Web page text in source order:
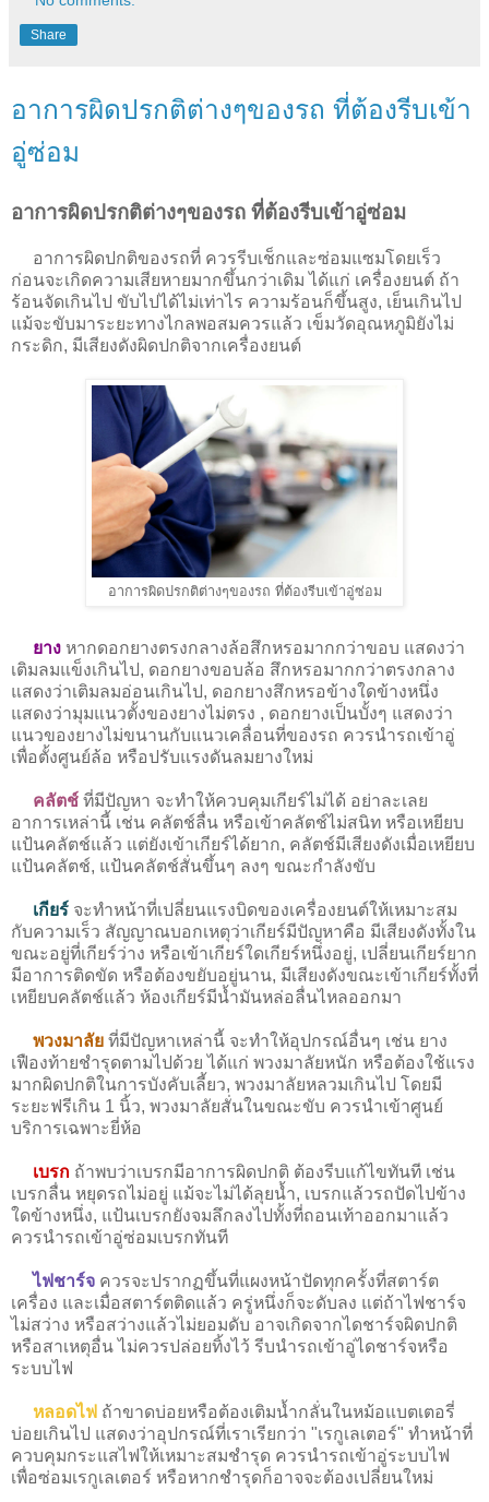
Share
อาการผิดปรกติต่างๆของรถ ที่ต้องรีบเข้า
อู่ซ่อม
อาการผิดปรกติต่างๆของรถ ที่ต้องรีบเข้าอู่ซ่อม
อาการผิดปกติของรถที่ ควรรีบเช็กและซ่อมแซมโดยเร็ว
ก่อนจะเกิดความเสียหายมากขึ้นกว่าเดิม ได้แก่ เครื่องยนต์ ถ้า
ร้อนจัดเกินไป ขับไปได้ไม่เท่าไร ความร้อนก็ขึ้นสูง, เย็นเกินไป
แม้จะขับมาระยะทางไกลพอสมควรแล้ว เข็มวัดอุณหภูมิยังไม่
กระดิก, มีเสียงดังผิดปกติจากเครื่องยนต์
อาการผิดปรกติต่างๆของรถ ที่ต้องรีบเข้าอู่ซ่อม
ยาง หากดอกยางตรงกลางล้อสึกหรอมากกว่าขอบ แสดงว่า
เติมลมแข็งเกินไป, ดอกยางขอบล้อ สึกหรอมากกว่าตรงกลาง
แสดงว่าเติมลมอ่อนเกินไป, ดอกยางสึกหรอข้างใดข้างหนึ่ง
แสดงว่ามุมแนวตั้งของยางไม่ตรง , ดอกยางเป็นบั้งๆ แสดงว่า
แนวของยางไม่ขนานกับแนวเคลื่อนที่ของรถ ควรนำรถเข้าอู่
เพื่อตั้งศูนย์ล้อ หรือปรับแรงดันลมยางใหม่
คลัตช์ ที่มีปัญหา จะทำให้ควบคุมเกียร์ไม่ได้ อย่าละเลย
อาการเหล่านี้ เช่น คลัตช์ลื่น หรือเข้าคลัตช์ไม่สนิท หรือเหยียบ
แป้นคลัตช์แล้ว แต่ยังเข้าเกียร์ได้ยาก, คลัตช์มีเสียงดังเมื่อเหยียบ
แป้นคลัตช์, แป้นคลัตช์สั่นขึ้นๆ ลงๆ ขณะกำลังขับ
เกียร์ จะทำหน้าที่เปลี่ยนแรงบิดของเครื่องยนต์ให้เหมาะสม
กับความเร็ว สัญญาณบอกเหตุว่าเกียร์มีปัญหาคือ มีเสียงดังทั้งใน
ขณะอยู่ที่เกียร์ว่าง หรือเข้าเกียร์ใดเกียร์หนึ่งอยู่, เปลี่ยนเกียร์ยาก
มีอาการติดขัด หรือต้องขยับอยู่นาน, มีเสียงดังขณะเข้าเกียร์ทั้งที่
เหยียบคลัตช์แล้ว ห้องเกียร์มีน้ำมันหล่อลื่นไหลออกมา
พวงมาลัย ที่มีปัญหาเหล่านี้ จะทำให้อุปกรณ์อื่นๆ เช่น ยาง
เฟืองท้ายชำรุดตามไปด้วย ได้แก่ พวงมาลัยหนัก หรือต้องใช้แรง
มากผิดปกติในการบังคับเลี้ยว, พวงมาลัยหลวมเกินไป โดยมี
ระยะฟรีเกิน 1 นิ้ว, พวงมาลัยสั่นในขณะขับ ควรนำเข้าศูนย์
บริการเฉพาะยี่ห้อ
เบรก ถ้าพบว่าเบรกมีอาการผิดปกติ ต้องรีบแก้ไขทันที เช่น
เบรกลื่น หยุดรถไม่อยู่ แม้จะไม่ได้ลุยน้ำ, เบรกแล้วรถปัดไปข้าง
ใดข้างหนึ่ง, แป้นเบรกยังจมลึกลงไปทั้งที่ถอนเท้าออกมาแล้ว
ควรนำรถเข้าอู่ซ่อมเบรกทันที
ไฟชาร์จ ควรจะปรากฏขึ้นที่แผงหน้าปัดทุกครั้งที่สตาร์ต
เครื่อง และเมื่อสตาร์ตติดแล้ว ครู่หนึ่งก็จะดับลง แต่ถ้าไฟชาร์จ
ไม่สว่าง หรือสว่างแล้วไม่ยอมดับ อาจเกิดจากไดชาร์จผิดปกติ
หรือสาเหตุอื่น ไม่ควรปล่อยทิ้งไว้ รีบนำรถเข้าอู่ไดชาร์จหรือ
ระบบไฟ
หลอดไฟ ถ้าขาดบ่อยหรือต้องเติมน้ำกลั่นในหม้อแบตเตอรี่
บ่อยเกินไป แสดงว่าอุปกรณ์ที่เราเรียกว่า "เรกูเลเตอร์" ทำหน้าที่
ควบคุมกระแสไฟให้เหมาะสมชำรุด ควรนำรถเข้าอู่ระบบไฟ
เพื่อซ่อมเรกูเลเตอร์ หรือหากชำรุดก็อาจจะต้องเปลี่ยนใหม่